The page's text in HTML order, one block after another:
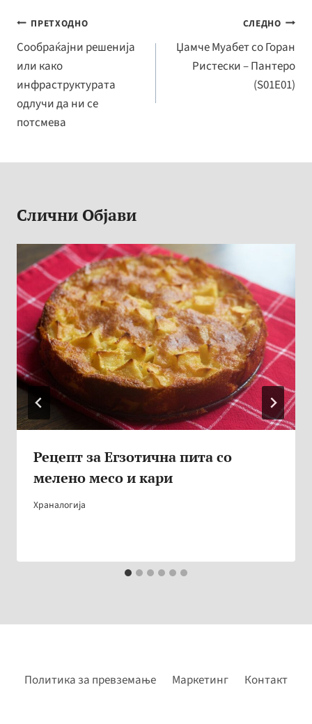
o ge Li
n
Навигација
на
напис
ПРЕТХОДНО
Сообраќајни решенија
или како
инфраструктурата
одлучи да ни се
потсмева
СЛЕДНО
Џамче Муабет со Горан
Ристески – Пантеро
(S01E01)
Слични Објави
Рецепт за Егзотична пита со
мелено месо и кари
Храналогија
Политика за превземање Маркетинг Контакт